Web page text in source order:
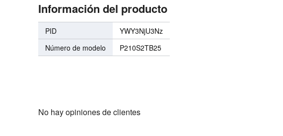
Información del producto
PID
YWY3NjU3Nz
Número de modelo
P210S2TB25
No hay opiniones de clientes